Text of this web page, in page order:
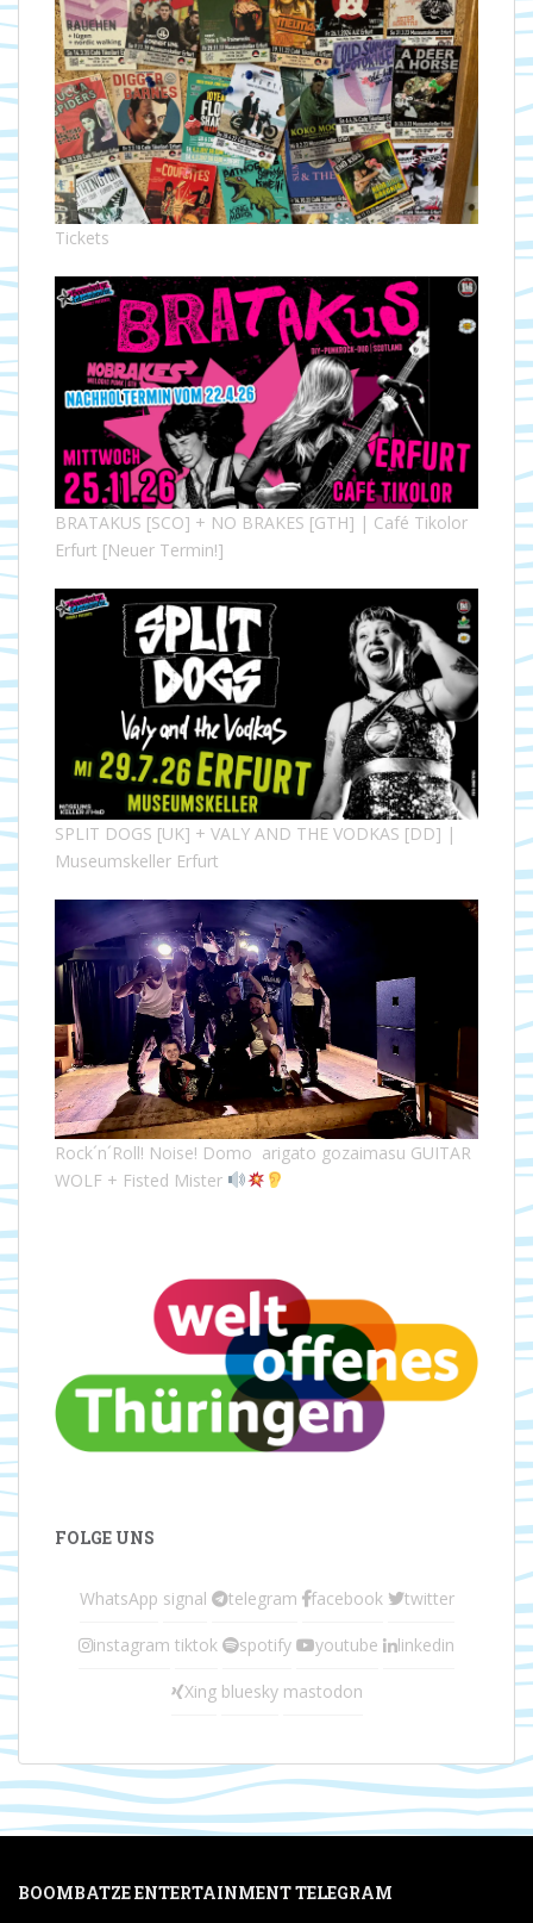
Tickets
BRATAKUS [SCO] + NO BRAKES [GTH] | Café Tikolor
Erfurt [Neuer Termin!]
SPLIT DOGS [UK] + VALY AND THE VODKAS [DD] |
Museumskeller Erfurt
Rock´n´Roll! Noise! Domo arigato gozaimasu GUITAR
WOLF + Fisted Mister
FOLGE UNS
WhatsApp signal telegram facebook twitter
instagram tiktok spotify youtube linkedin
Xing bluesky mastodon
BOOMBATZE ENTERTAINMENT TELEGRAM